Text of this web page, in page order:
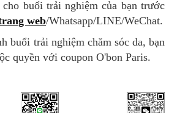
web/Whatsapp/LINE/WeChat.
quyền với coupon O'bon Paris.